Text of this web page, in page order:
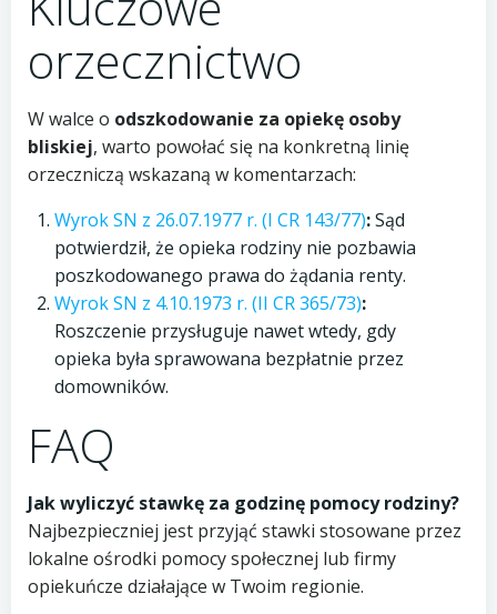
orzecznictwo
W walce o odszkodowanie za opiekę osoby
bliskiej, warto powołać się na konkretną linię
orzeczniczą wskazaną w komentarzach:
Wyrok SN z 26.07.1977 r. (I CR 143/77):Sąd
potwierdził, że opieka rodziny nie pozbawia
poszkodowanego prawa do żądania renty.
Wyrok SN z 4.10.1973 r. (II CR 365/73):
Roszczenie przysługuje nawet wtedy, gdy
opieka była sprawowana bezpłatnie przez
domowników.
FAQ
Jak wyliczyć stawkę za godzinę pomocy rodziny?
Najbezpieczniej jest przyjąć stawki stosowane przez
lokalne ośrodki pomocy społecznej lub firmy
opiekuńcze działające w Twoim regionie.